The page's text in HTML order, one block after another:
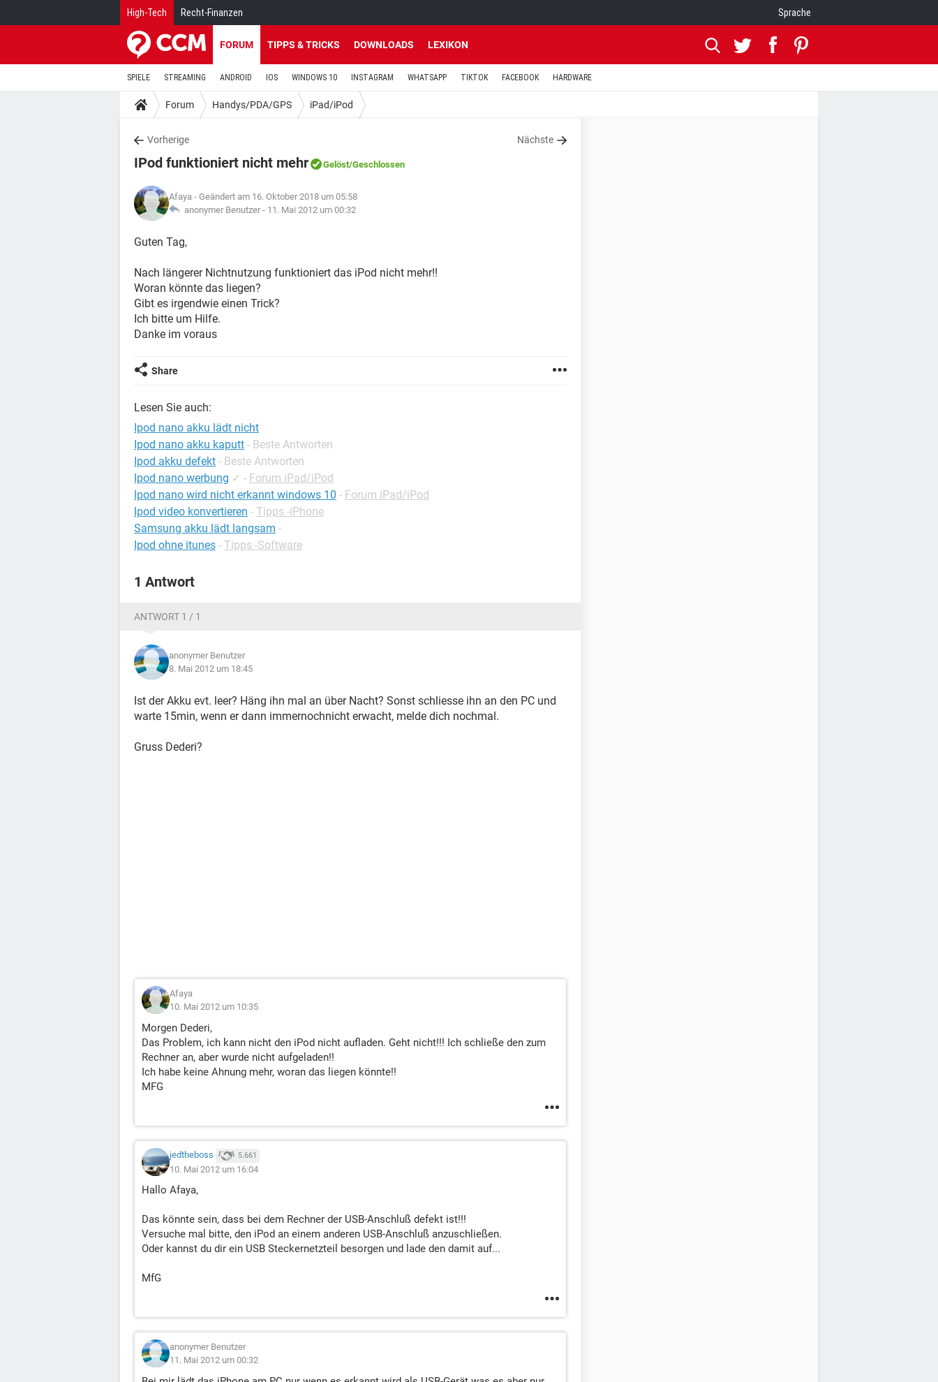
High-Tech Recht-Finanzen Sprache
FORUM TIPPS & TRICKS DOWNLOADS LEXIKON
SPIELE STREAMING ANDROID IOS WINDOWS 10 INSTAGRAM WHATSAPP TIKTOK FACEBOOK HARDWARE
Forum Handys/PDA/GPS iPad/iPod
Vorherige Nächste
IPod funktioniert nicht mehr Gelöst/Geschlossen
Afaya - Geändert am 16. Oktober 2018 um 05:58
anonymer Benutzer - 11. Mai 2012 um 00:32
Guten Tag,
Nach längerer Nichtnutzung funktioniert das iPod nicht mehr!!
Woran könnte das liegen?
Gibt es irgendwie einen Trick?
Ich bitte um Hilfe.
Danke im voraus
Share
Lesen Sie auch:
Ipod nano akku lädt nicht
Ipod nano akku kaputt - Beste Antworten
Ipod akku defekt - Beste Antworten
Ipod nano werbung ✓ - Forum iPad/iPod
Ipod nano wird nicht erkannt windows 10 - Forum iPad/iPod
Ipod video konvertieren - Tipps -iPhone
Samsung akku lädt langsam -
Ipod ohne itunes - Tipps -Software
1 Antwort
ANTWORT 1 / 1
anonymer Benutzer
8. Mai 2012 um 18:45
Ist der Akku evt. leer? Häng ihn mal an über Nacht? Sonst schliesse ihn an den PC und
warte 15min, wenn er dann immernochnicht erwacht, melde dich nochmal.
Gruss Dederi?
Afaya
10. Mai 2012 um 10:35
Morgen Dederi,
Das Problem, ich kann nicht den iPod nicht aufladen. Geht nicht!!! Ich schließe den zum
Rechner an, aber wurde nicht aufgeladen!!
Ich habe keine Ahnung mehr, woran das liegen könnte!!
MFG
jedtheboss 5.661
10. Mai 2012 um 16:04
Hallo Afaya,
Das könnte sein, dass bei dem Rechner der USB-Anschluß defekt ist!!!
Versuche mal bitte, den iPod an einem anderen USB-Anschluß anzuschließen.
Oder kannst du dir ein USB Steckernetzteil besorgen und lade den damit auf...
MfG
anonymer Benutzer
11. Mai 2012 um 00:32